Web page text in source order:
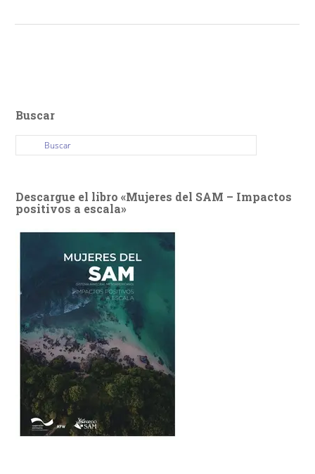
Buscar
Descargue el libro «Mujeres del SAM – Impactos
positivos a escala»